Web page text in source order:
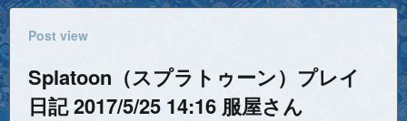
Post view
Splatoon（スプラトゥーン）プレイ
日記 2017/5/25 14:16 服屋さん